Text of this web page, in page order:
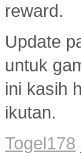
reward.
Update
untuk
ini kasih
ikutan.
Togel178